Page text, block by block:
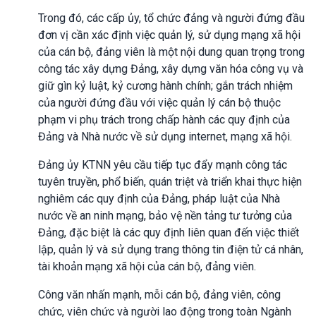
Trong đó, các cấp ủy, tổ chức đảng và người đứng đầu
đơn vị cần xác định việc quản lý, sử dụng mạng xã hội
của cán bộ, đảng viên là một nội dung quan trọng trong
công tác xây dựng Đảng, xây dựng văn hóa công vụ và
giữ gìn kỷ luật, kỷ cương hành chính; gắn trách nhiệm
của người đứng đầu với việc quản lý cán bộ thuộc
phạm vi phụ trách trong chấp hành các quy định của
Đảng và Nhà nước về sử dụng internet, mạng xã hội.
Đảng ủy KTNN yêu cầu tiếp tục đẩy mạnh công tác
tuyên truyền, phổ biến, quán triệt và triển khai thực hiện
nghiêm các quy định của Đảng, pháp luật của Nhà
nước về an ninh mạng, bảo vệ nền tảng tư tưởng của
Đảng, đặc biệt là các quy định liên quan đến việc thiết
lập, quản lý và sử dụng trang thông tin điện tử cá nhân,
tài khoản mạng xã hội của cán bộ, đảng viên.
Công văn nhấn mạnh, mỗi cán bộ, đảng viên, công
chức, viên chức và người lao động trong toàn Ngành